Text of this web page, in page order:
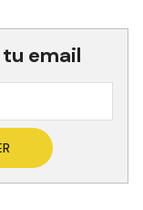
email